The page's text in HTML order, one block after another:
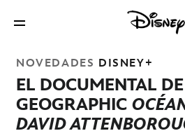
NOVEDADES DISNEY+
EL DOCUMENTAL
GEOGRAPHIC
DAVID